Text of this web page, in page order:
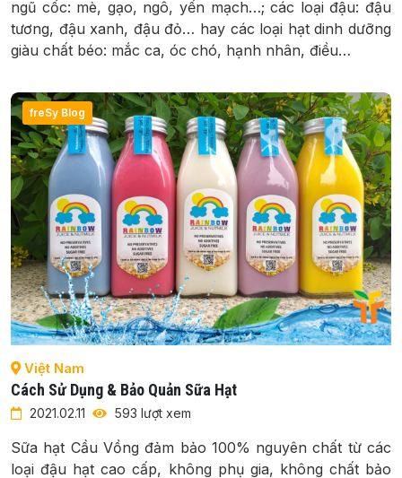
ngũ cốc: mè, gạo, ngô, yến mạch…; các loại đậu: đậu
tương, đậu xanh, đậu đỏ… hay các loại hạt dinh dưỡng
giàu chất béo: mắc ca, óc chó, hạnh nhân, điều…
freSy Blog
Việt Nam
Cách Sử Dụng & Bảo Quản Sữa Hạt
2021.02.11 593 lượt xem
Sữa hạt Cầu Vồng đảm bảo 100% nguyên chất từ các
loại đậu hạt cao cấp, không phụ gia, không chất bảo